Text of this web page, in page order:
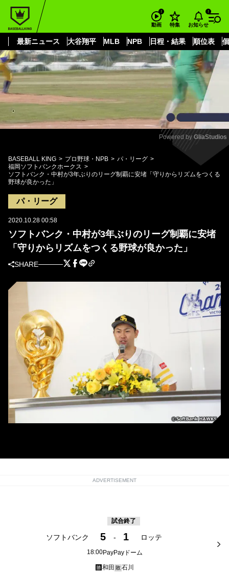
動画 特集 お知らせ
最新ニュース 大谷翔平 MLB NPB 日程・結果 順位表
もっと見る
Mute
Powered by GliaStudios
BASEBALL KING プロ野球・NPB
パ・リーグ
福岡ソフトバンクホークス
ソフトバンク・中村が3年ぶりのリーグ制覇に安堵「守りからリズムをつくる
野球が良かった」
パ・リーグ
2020.10.28 00:58
ソフトバンク・中村が3年ぶりのリーグ制覇に安堵
「守りからリズムをつくる野球が良かった」
SHARE
ADVERTISEMENT
試合終了
ソフトバンク 5 - 1 ロッテ
18:00PayPayドーム
勝和田 敗石川